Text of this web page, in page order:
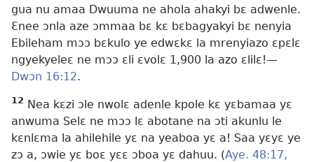
gua nu amaa Dwuuma ne ahola ahakyi bɛ adwenle.
Ɛnee ɔnla aze ɔmmaa bɛ kɛ bɛbagyakyi bɛ nenyia
Ebileham mɔɔ bɛkulo ye edwɛkɛ la mrenyiazo ɛpɛlɛ
ngyekyeleɛ ne mɔɔ ɛli ɛvolɛ 1,900 la azo ɛlilɛ!​—
Dwɔn 16:12.
12 Nea kɛzi ɔle nwolɛ adenle kpole kɛ yɛbamaa yɛ
anwuma Selɛ ne mɔɔ lɛ abotane na ɔti akunlu le
kɛnlɛma la ahilehile yɛ na yeaboa yɛ a! Saa yɛyɛ ye
zɔ a, ɔwie yɛ boɛ yɛɛ ɔboa yɛ dahuu. (Aye. 48:17,